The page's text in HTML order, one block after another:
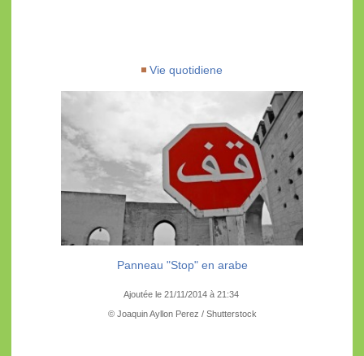
Vie quotidiene
Panneau "Stop" en arabe
Ajoutée le 21/11/2014 à 21:34
© Joaquin Ayllon Perez / Shutterstock